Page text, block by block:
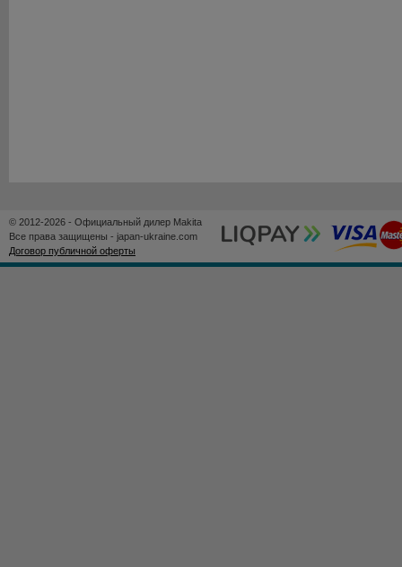
© 2012-2026 - Официальный дилер Makita
Все права защищены - japan-ukraine.com
Договор публичной оферты